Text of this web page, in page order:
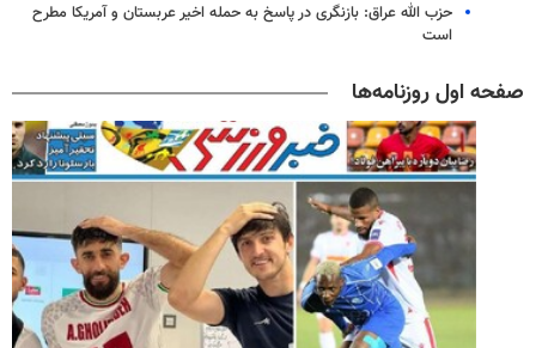
حزب الله عراق: بازنگری در پاسخ به حمله اخیر عربستان و آمریکا مطرح
است
صفحه اول روزنامه‌ها